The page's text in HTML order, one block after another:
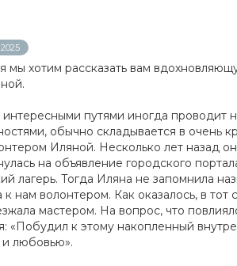
мы хотим рассказать вам
путями иногда проводит
обычно складывается в очень
Иляной. Несколько лет назад
на объявление городского
лагерь. Тогда Иляна не запомнила
нам волонтером. Как оказалось, в
мастером. На вопрос, что
«Побудил к этому накопленный
любовью».